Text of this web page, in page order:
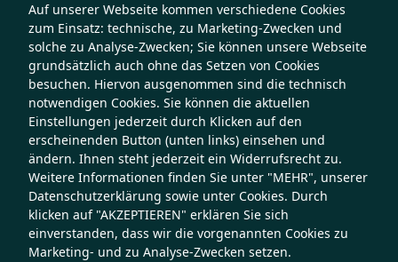
Auf unserer Webseite kommen verschiedene Cookies
zum Einsatz: technische, zu Marketing-Zwecken und
solche zu Analyse-Zwecken; Sie können unsere Webseite
grundsätzlich auch ohne das Setzen von Cookies
besuchen. Hiervon ausgenommen sind die technisch
notwendigen Cookies. Sie können die aktuellen
Einstellungen jederzeit durch Klicken auf den
erscheinenden Button (unten links) einsehen und
ändern. Ihnen steht jederzeit ein Widerrufsrecht zu.
Weitere Informationen finden Sie unter "MEHR", unserer
Datenschutzerklärung sowie unter Cookies. Durch
klicken auf "AKZEPTIEREN" erklären Sie sich
einverstanden, dass wir die vorgenannten Cookies zu
Marketing- und zu Analyse-Zwecken setzen.